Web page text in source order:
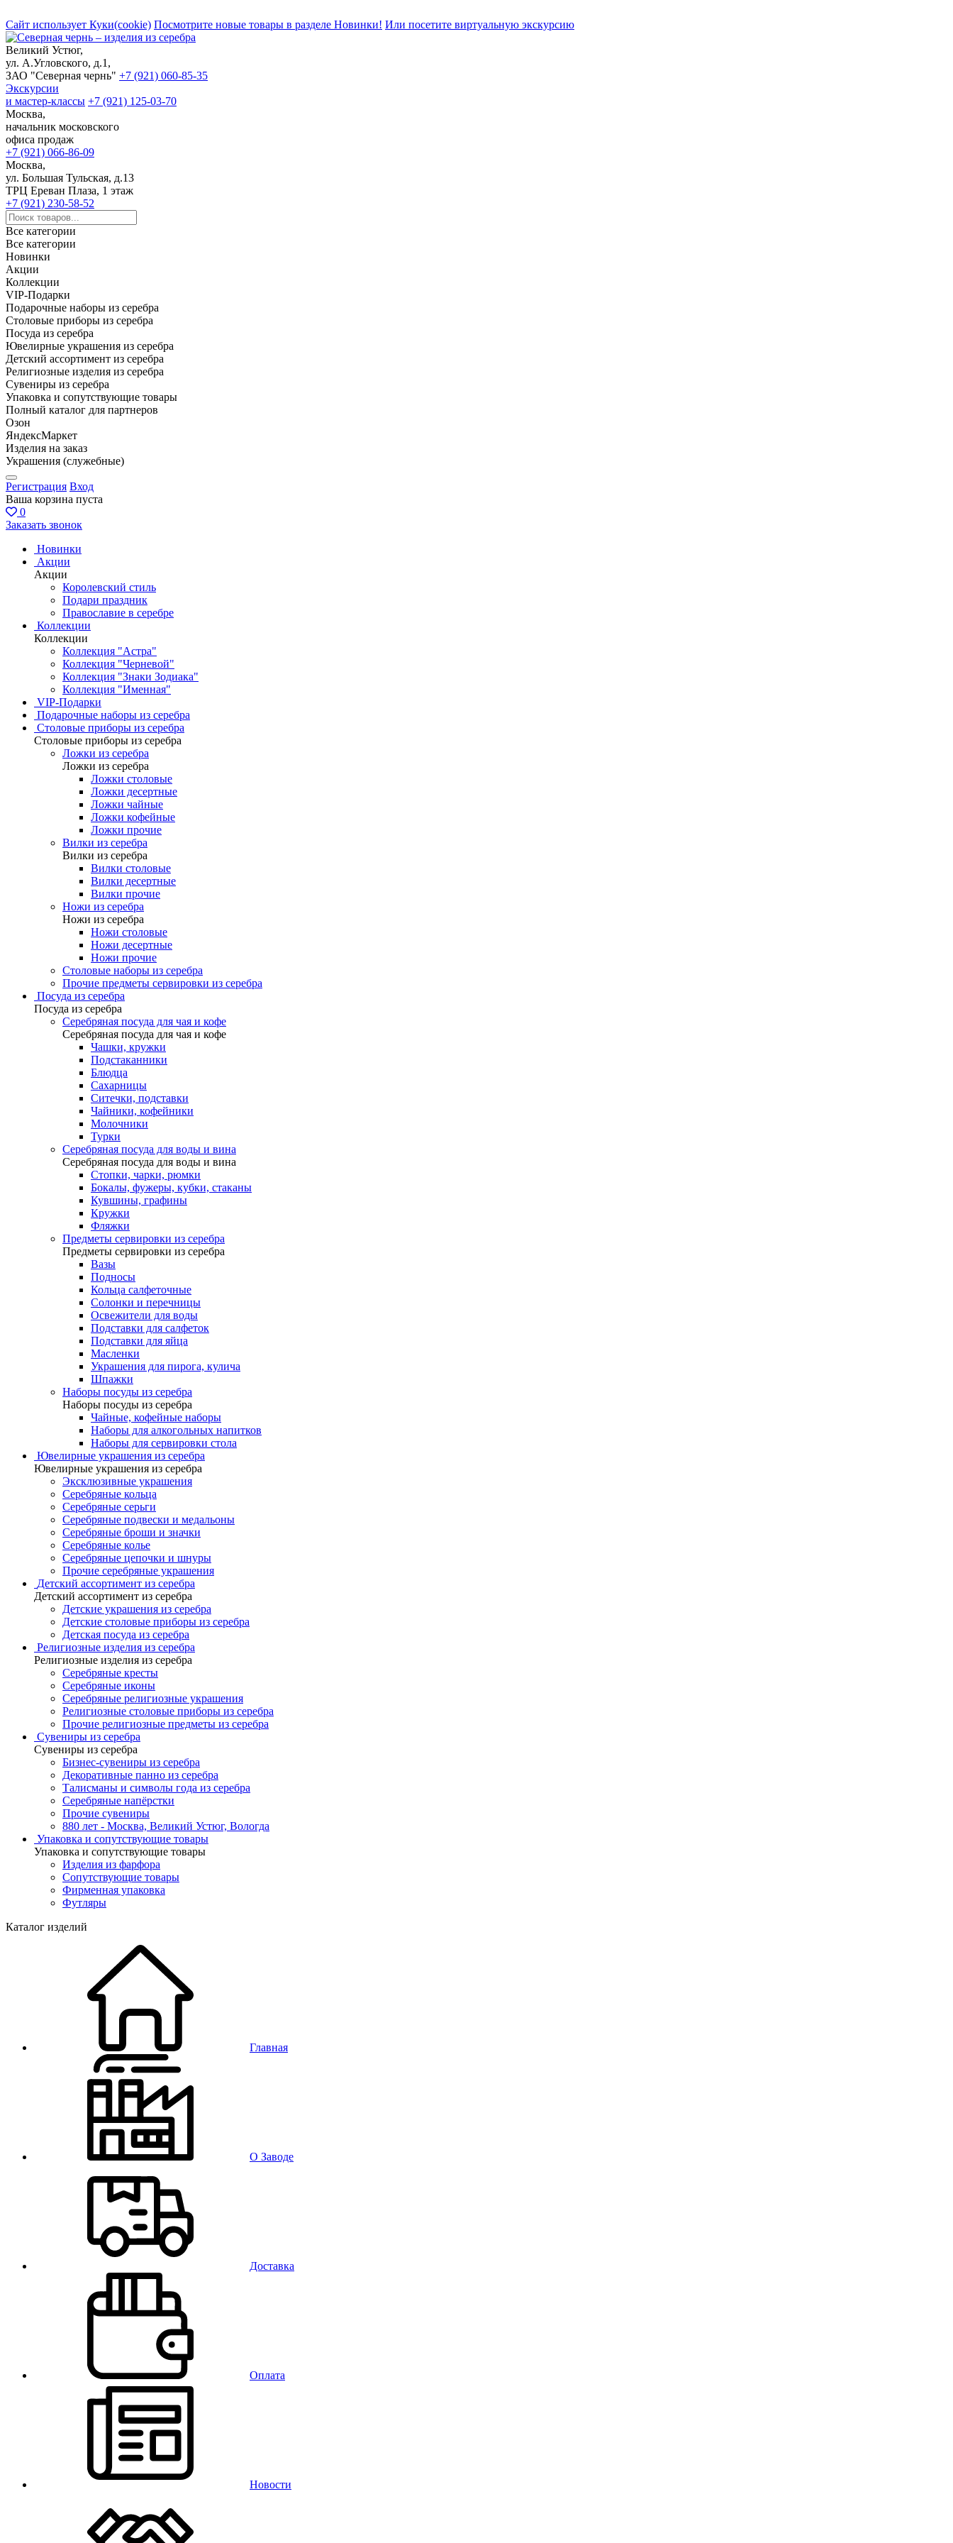
Сайт использует Куки(cookie) Посмотрите новые товары в разделе Новинки! Или посетите виртуальную экскурсию
Великий Устюг,
ул. А.Угловского, д.1,
ЗАО "Северная чернь" +7 (921) 060-85-35
Экскурсии
и мастер-классы +7 (921) 125-03-70
Москва,
начальник московского
офиса продаж
+7 (921) 066-86-09
Москва,
ул. Большая Тульская, д.13
ТРЦ Ереван Плаза, 1 этаж
+7 (921) 230-58-52
Все категории
Все категории
Новинки
Акции
Коллекции
VIP-Подарки
Подарочные наборы из серебра
Столовые приборы из серебра
Посуда из серебра
Ювелирные украшения из серебра
Детский ассортимент из серебра
Религиозные изделия из серебра
Сувениры из серебра
Упаковка и сопутствующие товары
Полный каталог для партнеров
Озон
ЯндексМаркет
Изделия на заказ
Украшения (служебные)
Регистрация Вход
Ваша корзина пуста
0
Заказать звонок
Новинки
Акции
Акции
Королевский стиль
Подари праздник
Православие в серебре
Коллекции
Коллекции
Коллекция "Астра"
Коллекция "Черневой"
Коллекция "Знаки Зодиака"
Коллекция "Именная"
VIP-Подарки
Подарочные наборы из серебра
Столовые приборы из серебра
Столовые приборы из серебра
Ложки из серебра
Ложки из серебра
Ложки столовые
Ложки десертные
Ложки чайные
Ложки кофейные
Ложки прочие
Вилки из серебра
Вилки из серебра
Вилки столовые
Вилки десертные
Вилки прочие
Ножи из серебра
Ножи из серебра
Ножи столовые
Ножи десертные
Ножи прочие
Столовые наборы из серебра
Прочие предметы сервировки из серебра
Посуда из серебра
Посуда из серебра
Серебряная посуда для чая и кофе
Серебряная посуда для чая и кофе
Чашки, кружки
Подстаканники
Блюдца
Сахарницы
Ситечки, подставки
Чайники, кофейники
Молочники
Турки
Серебряная посуда для воды и вина
Серебряная посуда для воды и вина
Стопки, чарки, рюмки
Бокалы, фужеры, кубки, стаканы
Кувшины, графины
Кружки
Фляжки
Предметы сервировки из серебра
Предметы сервировки из серебра
Вазы
Подносы
Кольца салфеточные
Солонки и перечницы
Освежители для воды
Подставки для салфеток
Подставки для яйца
Масленки
Украшения для пирога, кулича
Шпажки
Наборы посуды из серебра
Наборы посуды из серебра
Чайные, кофейные наборы
Наборы для алкогольных напитков
Наборы для сервировки стола
Ювелирные украшения из серебра
Ювелирные украшения из серебра
Эксклюзивные украшения
Серебряные кольца
Серебряные серьги
Серебряные подвески и медальоны
Серебряные броши и значки
Серебряные колье
Серебряные цепочки и шнуры
Прочие серебряные украшения
Детский ассортимент из серебра
Детский ассортимент из серебра
Детские украшения из серебра
Детские столовые приборы из серебра
Детская посуда из серебра
Религиозные изделия из серебра
Религиозные изделия из серебра
Серебряные кресты
Серебряные иконы
Серебряные религиозные украшения
Религиозные столовые приборы из серебра
Прочие религиозные предметы из серебра
Сувениры из серебра
Сувениры из серебра
Бизнес-сувениры из серебра
Декоративные панно из серебра
Талисманы и символы года из серебра
Серебряные напёрстки
Прочие сувениры
880 лет - Москва, Великий Устюг, Вологда
Упаковка и сопутствующие товары
Упаковка и сопутствующие товары
Изделия из фарфора
Сопутствующие товары
Фирменная упаковка
Футляры
Каталог изделий
Главная
О Заводе
Доставка
Оплата
Новости